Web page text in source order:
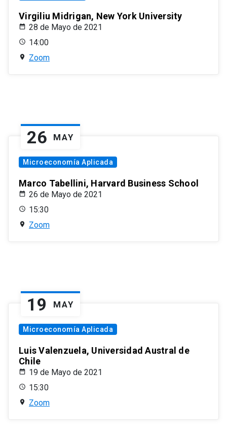
Virgiliu Midrigan, New York University
28 de Mayo de 2021
14:00
Zoom
26 MAY
Microeconomía Aplicada
Marco Tabellini, Harvard Business School
26 de Mayo de 2021
15:30
Zoom
19 MAY
Microeconomía Aplicada
Luis Valenzuela, Universidad Austral de
Chile
19 de Mayo de 2021
15:30
Zoom